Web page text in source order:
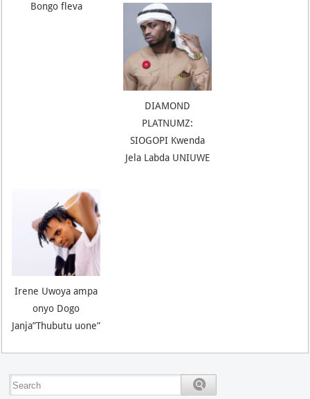
Bongo fleva
DIAMOND
PLATNUMZ:
SIOGOPI Kwenda
Jela Labda UNIUWE
Irene Uwoya ampa
onyo Dogo
Janja”Thubutu uone”